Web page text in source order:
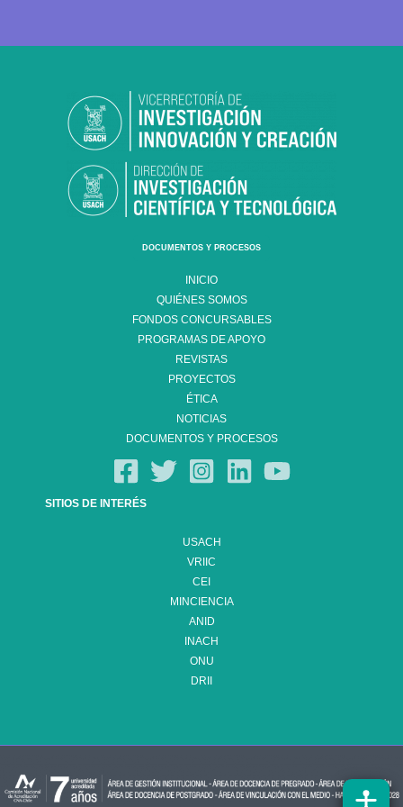
DOCUMENTOS Y PROCESOS
INICIO
QUIÉNES SOMOS
FONDOS CONCURSABLES
PROGRAMAS DE APOYO
REVISTAS
PROYECTOS
ÉTICA
NOTICIAS
DOCUMENTOS Y PROCESOS
SITIOS DE INTERÉS
USACH
VRIIC
CEI
MINCIENCIA
ANID
INACH
ONU
DRII